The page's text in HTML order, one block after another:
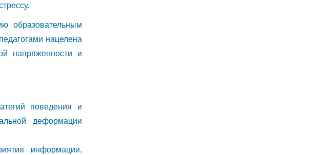
образовательным
нацелена
напряженности и
поведения и
деформации
информации,